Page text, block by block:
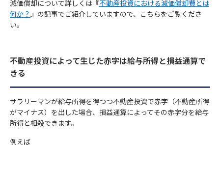
減価償却について詳しくは『不動産投資における減価償却費とは
何か？ 』の記事でご紹介していますので、こちらをご覧くださ
い。
不動産投資によって生じた赤字は給与所得と損益通算で
きる
サラリーマンが給与所得を得つつ不動産投資で赤字（不動産所得
がマイナス）を出した場合、損益通算によってその赤字分を給与
所得と相殺できます。
例えば
できます。
なお、ご照会者がご本人であることをご確認させていただいたう
2023年4月
(所在地) 東京都千代田区飯田橋1-3-7 JC九段下ビル8Ｆ
(電話番号) 03-5357-1971
(受付時間) 10時〜 20時